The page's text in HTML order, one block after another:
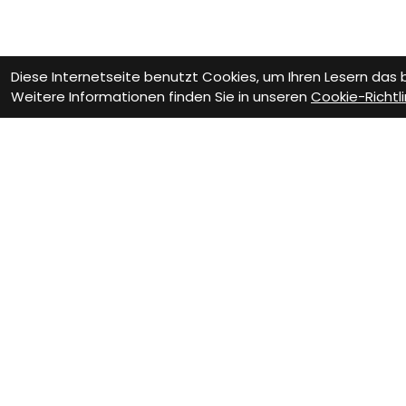
Diese Internetseite benutzt Cookies, um Ihren Lesern
Weitere Informationen finden Sie in unseren Cookie-